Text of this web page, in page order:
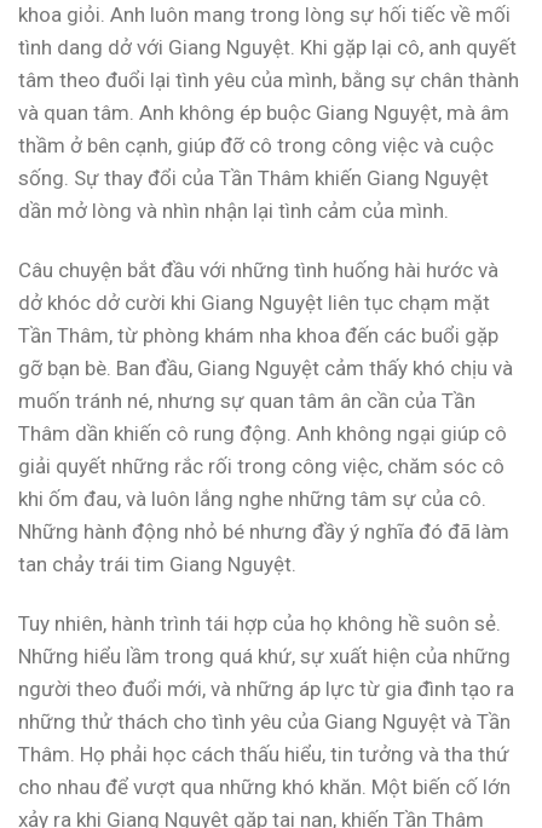
khoa giỏi. Anh luôn mang trong lòng sự hối tiếc về mối
tình dang dở với Giang Nguyệt. Khi gặp lại cô, anh quyết
tâm theo đuổi lại tình yêu của mình, bằng sự chân thành
và quan tâm. Anh không ép buộc Giang Nguyệt, mà âm
thầm ở bên cạnh, giúp đỡ cô trong công việc và cuộc
sống. Sự thay đổi của Tần Thâm khiến Giang Nguyệt
dần mở lòng và nhìn nhận lại tình cảm của mình.
Câu chuyện bắt đầu với những tình huống hài hước và
dở khóc dở cười khi Giang Nguyệt liên tục chạm mặt
Tần Thâm, từ phòng khám nha khoa đến các buổi gặp
gỡ bạn bè. Ban đầu, Giang Nguyệt cảm thấy khó chịu và
muốn tránh né, nhưng sự quan tâm ân cần của Tần
Thâm dần khiến cô rung động. Anh không ngại giúp cô
giải quyết những rắc rối trong công việc, chăm sóc cô
khi ốm đau, và luôn lắng nghe những tâm sự của cô.
Những hành động nhỏ bé nhưng đầy ý nghĩa đó đã làm
tan chảy trái tim Giang Nguyệt.
Tuy nhiên, hành trình tái hợp của họ không hề suôn sẻ.
Những hiểu lầm trong quá khứ, sự xuất hiện của những
người theo đuổi mới, và những áp lực từ gia đình tạo ra
những thử thách cho tình yêu của Giang Nguyệt và Tần
Thâm. Họ phải học cách thấu hiểu, tin tưởng và tha thứ
cho nhau để vượt qua những khó khăn. Một biến cố lớn
xảy ra khi Giang Nguyệt gặp tai nạn, khiến Tần Thâm